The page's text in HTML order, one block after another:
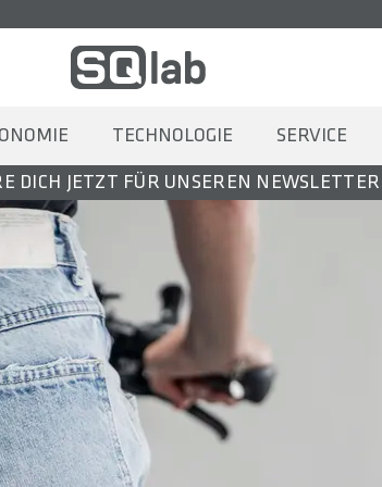
TECHNOLOGIE SERVICE
DICH JETZT FÜR UNSEREN NEWSLETTER